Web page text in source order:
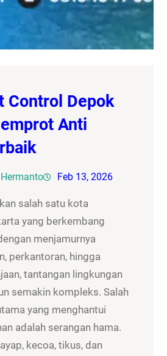
Control Depok
Anti
Feb 13, 2026
salah satu kota
yang berkembang
menjamurnya
perkantoran, hingga
tantangan lingkungan
semakin kompleks. Salah
yang menghantui
adalah serangan hama.
kecoa, tikus, dan